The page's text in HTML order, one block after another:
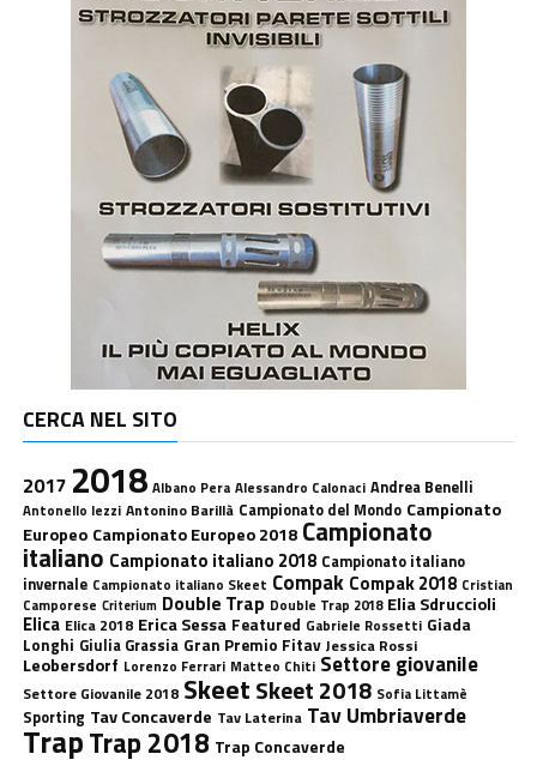
CERCA NEL SITO
2017 2018 Albano Pera Alessandro Calonaci Andrea Benelli
Antonello Iezzi Antonino Barillà Campionato del Mondo Campionato
Europeo Campionato Europeo 2018 Campionato
italiano Campionato italiano 2018 Campionato italiano
invernale Campionato italiano Skeet Compak Compak 2018 Cristian
Camporese Criterium Double Trap Double Trap 2018 Elia Sdruccioli
Elica Elica 2018 Erica Sessa Featured Gabriele Rossetti Giada
Longhi Giulia Grassia Gran Premio Fitav Jessica Rossi
Leobersdorf Lorenzo Ferrari Matteo Chiti Settore giovanile
Settore Giovanile 2018 SkeetSkeet 2018 Sofia Littamè
Sporting Tav Concaverde Tav Laterina Tav Umbriaverde
TrapTrap 2018 Trap Concaverde